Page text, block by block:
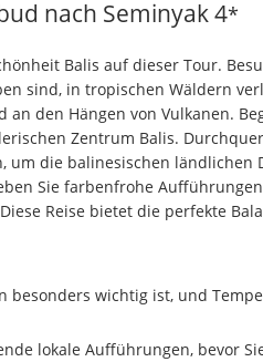
nach Seminyak4*
Balis auf dieser Tour.
sind, in tropischen Wäldern
an den Hängen von Vulkanen.
Zentrum Balis.
um die balinesischen ländlichen
Sie farbenfrohe
Reise bietet die perfekte
besonders wichtig ist, und
lokale Aufführungen, bevor